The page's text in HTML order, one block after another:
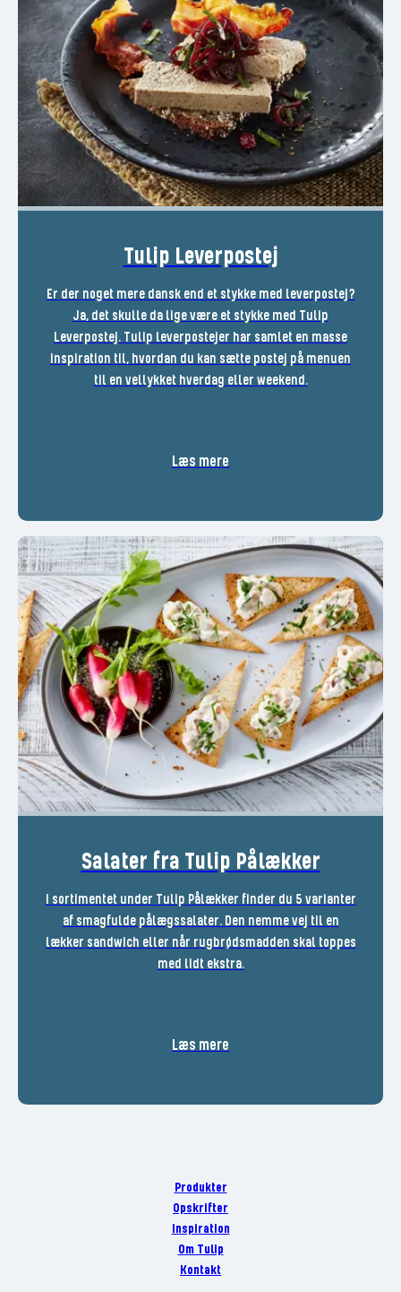
Tulip Leverpostej
Er der noget mere dansk end et stykke med leverpostej?
Ja, det skulle da lige være et stykke med Tulip
Leverpostej. Tulip leverpostejer har samlet en masse
inspiration til, hvordan du kan sætte postej på menuen
til en vellykket hverdag eller weekend.
Læs mere
Salater fra Tulip Pålækker
I sortimentet under Tulip Pålækker finder du 5 varianter
af smagfulde pålægssalater. Den nemme vej til en
lækker sandwich eller når rugbrødsmadden skal toppes
med lidt ekstra.
Læs mere
Produkter
Opskrifter
Inspiration
Om Tulip
Kontakt